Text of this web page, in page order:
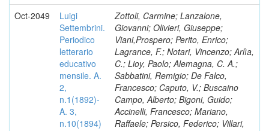
Oct-2049
Luigi
Settembrini.
Periodico
letterario
educativo
mensile. A.
2,
n.1(1892)-
A. 3,
n.10(1894)
Zottoli, Carmine; Lanzalone,
Giovanni; Olivieri, Giuseppe;
Viani,Prospero; Perito, Enrico;
Lagrance, F.; Notari, Vincenzo; Arlìa,
C.; Lioy, Paolo; Alemagna, C. A.;
Sabbatini, Remigio; De Falco,
Francesco; Caputo, V.; Buscaino
Campo, Alberto; Bigoni, Guido;
Accinelli, Francesco; Mariano,
Raffaele; Persico, Federico; Villari,